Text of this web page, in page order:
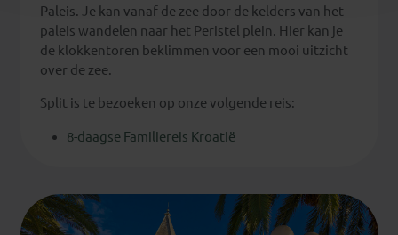
Paleis. Je kan vanaf de zee door de kelders van het
paleis wandelen naar het Peristel plein. Hier kan je
de klokkentoren beklimmen voor een mooi uitzicht
over de zee.
Split is te bezoeken op onze volgende reis:
8-daagse Familiereis Kroatië